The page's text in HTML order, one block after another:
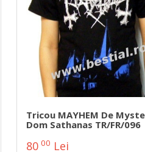
Tricou MAYHEM De
Dom Sathanas TR/FR/096
8000 Lei